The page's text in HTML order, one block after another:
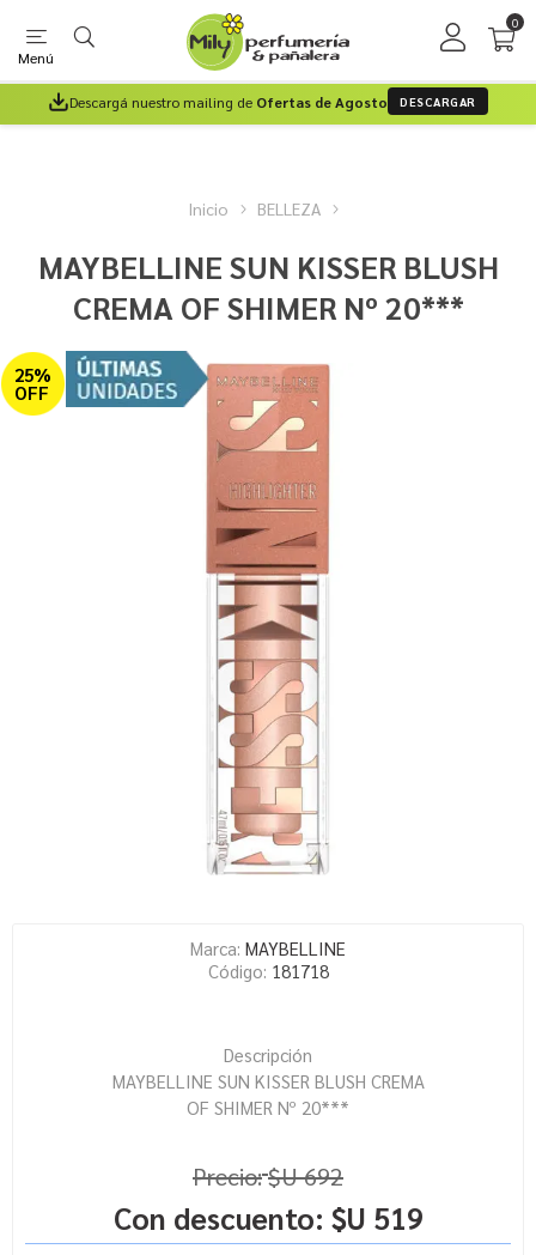
Menú
0
Descargá nuestro mailing de Ofertas de Agosto DESCARGAR
Inicio BELLEZA
MAYBELLINE SUN KISSER BLUSH
CREMA OF SHIMER Nº 20***
25%
OFF
Marca: MAYBELLINE
Código: 181718
Descripción
MAYBELLINE SUN KISSER BLUSH CREMA
OF SHIMER Nº 20***
Precio:$U 692
Con descuento: $U 519